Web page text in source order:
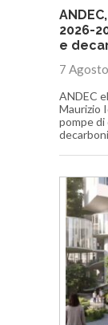
2026-
e
7
ANDEC
Maurizio
pompe